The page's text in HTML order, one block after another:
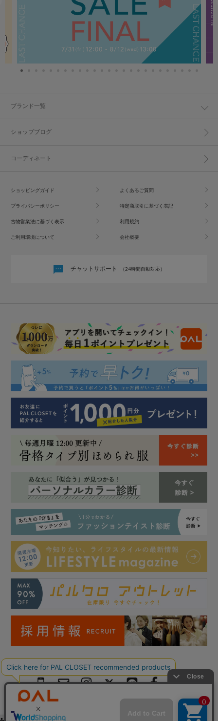
ブランド一覧
ショップブログ
コーディネート
ショッピングガイド よくあるご質問
プライバシーポリシー 特定商取引に基づく表記
古物営業法に基づく表示 利用規約
ご利用環境について 会社概要
チャットサポート （24時間自動対応）